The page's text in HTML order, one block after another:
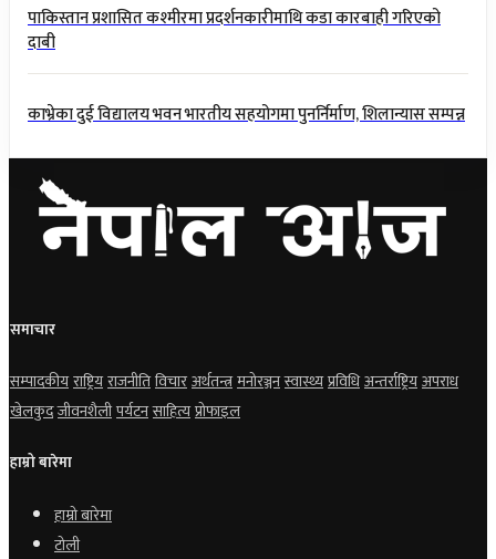
पाकिस्तान प्रशासित कश्मीरमा प्रदर्शनकारीमाथि कडा कारबाही गरिएको
दाबी
काभ्रेका दुई विद्यालय भवन भारतीय सहयोगमा पुनर्निर्माण, शिलान्यास सम्पन्न
समाचार
सम्पादकीयराष्ट्रियराजनीतिविचारअर्थतन्त्रमनोरञ्जनस्वास्थ्यप्रविधिअन्तर्राष्ट्रियअपराध
खेलकुदजीवनशैलीपर्यटनसाहित्यप्रोफाइल
हाम्रो बारेमा
हाम्रो बारेमा
टोली